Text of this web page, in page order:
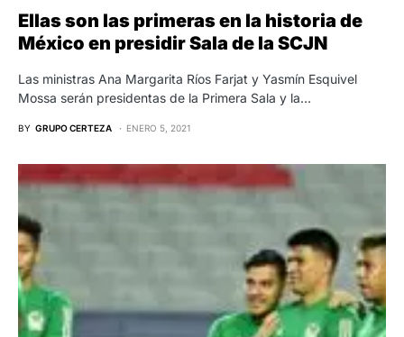
Ellas son las primeras en la historia de
México en presidir Sala de la SCJN
Las ministras Ana Margarita Ríos Farjat y Yasmín Esquivel
Mossa serán presidentas de la Primera Sala y la…
BY GRUPO CERTEZA ENERO 5, 2021